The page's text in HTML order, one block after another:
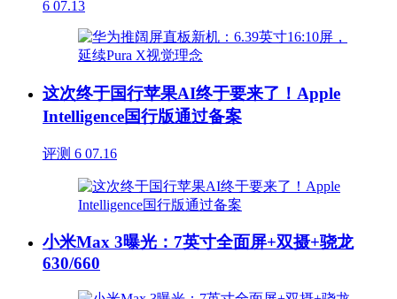
6 07.13
这次终于国行苹果AI终于要来了！Apple
Intelligence国行版通过备案
评测 6 07.16
小米Max 3曝光：7英寸全面屏+双摄+骁龙
630/660